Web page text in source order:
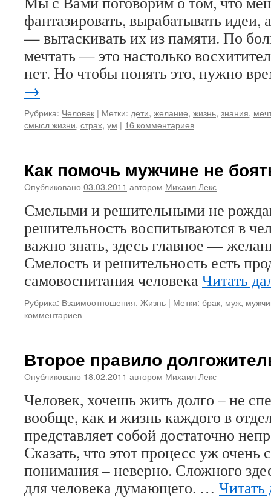
фантазировать, вырабатывать идеи,
— вытаскивать их из памяти. По
мечтать — это настолько
нет. Но чтобы понять это, нужно
→
Рубрика: Человек | Метки: дети, желание, жизнь, знания,
смысл жизни, страх, ум | 16 комментариев
Как помочь мужчине не
Опубликовано 03.03.2011 автором Михаил Лекс
Смелыми и решительными не
решительность воспитываются в
важно знать, здесь главное —
Смелость и решительность есть
самовоспитания человека Читать
Рубрика: Взаимоотношения, Жизнь | Метки: брак, муж,
комментариев
Второе правило
Опубликовано 18.02.2011 автором Михаил Лекс
Человек, хочешь жить долго – не
вообще, как и жизнь каждого в
представляет собой достаточно
Сказать, что этот процесс уж очень
понимания – неверно. Сложного
для человека думающего. … Читать